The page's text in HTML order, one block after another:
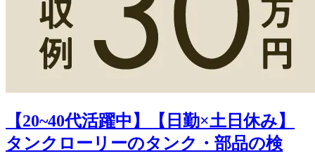
【20~40代活躍中】【日勤×土日休み】
タンクローリーのタンク・部品の検